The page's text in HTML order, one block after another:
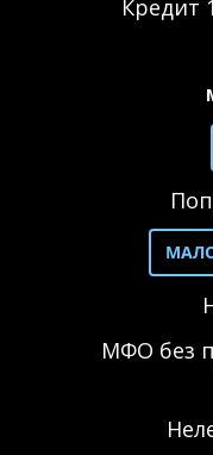
Кредит
МФО без